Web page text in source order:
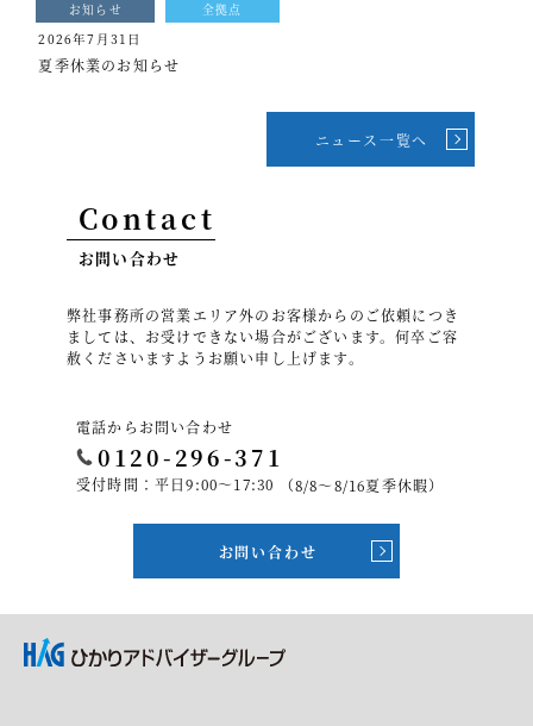
Twitter
Facebook
お知らせ 全拠点
2026年7月31日
夏季休業のお知らせ
ニュース一覧へ
Contact
お問い合わせ
弊社事務所の営業エリア外のお客様からのご依頼につき
ましては、お受けできない場合がございます。何卒ご容
赦くださいますようお願い申し上げます。
電話からお問い合わせ
0120-296-371
受付時間：平日9:00～17:30 （8/8～8/16夏季休暇）
お問い合わせ